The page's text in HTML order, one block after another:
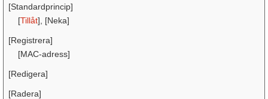
[Standardprincip]
[Tillåt], [Neka]
[Registrera]
[MAC-adress]
[Redigera]
[Radera]